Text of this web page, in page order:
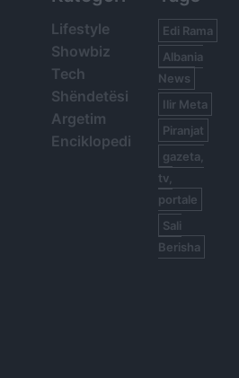
Lifestyle
Showbiz
Tech
Shëndetësi
Argetim
Enciklopedi
Edi Rama
Albania
News
Ilir Meta
Piranjat
gazeta,
tv,
portale
Sali
Berisha